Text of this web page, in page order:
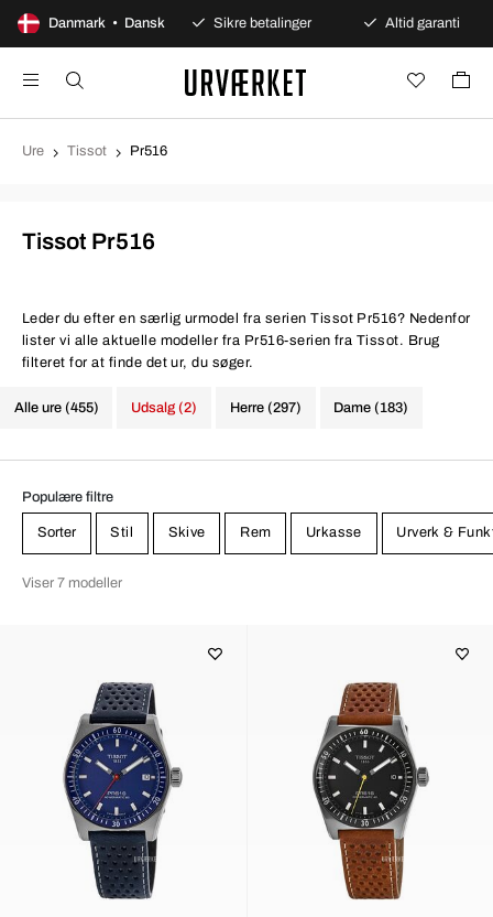
Danmark • Dansk
dages åbent køb Sikre betalinger Altid garanti
Ure Tissot Pr516
Tissot Pr516
Leder du efter en særlig urmodel fra serien Tissot Pr516? Nedenfor
lister vi alle aktuelle modeller fra Pr516-serien fra Tissot. Brug
filteret for at finde det ur, du søger.
Alle ure (455) Herre (297) Dame (183)
Udsalg (2)
Populære filtre
Sorter Stil Skive Rem Urkasse Urverk &
Viser 7 modeller